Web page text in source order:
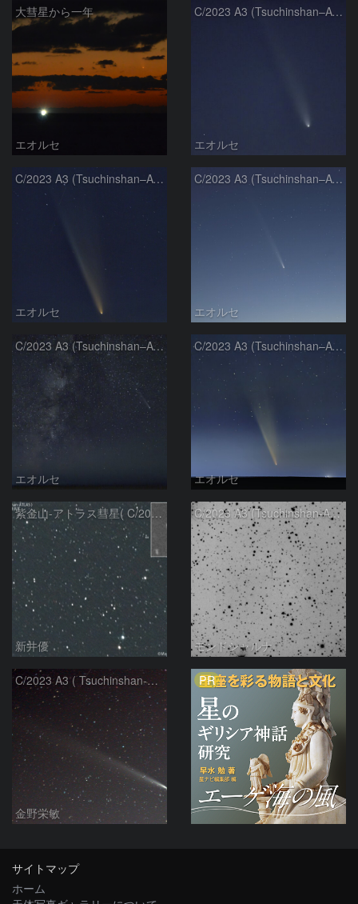
大彗星から一年
エオルセ
C/2023 A3 (Tsuchinshan–ATLAS)
エオルセ
C/2023 A3 (Tsuchinshan–ATLAS)
エオルセ
C/2023 A3 (Tsuchinshan–ATLAS)
エオルセ
C/2023 A3 (Tsuchinshan–ATLAS)と天の川
エオルセ
C/2023 A3 (Tsuchinshan–ATLAS)
エオルセ
紫金山-アトラス彗星( C/2023A3 )：2025/09/16
新井優
C/2023 A3 (Tsuchinshan-ATLAS)
モンドシャルナ
C/2023 A3 ( Tsuchinshan-ATLAS )
金野栄敏
PR
サイトマップ
ホーム